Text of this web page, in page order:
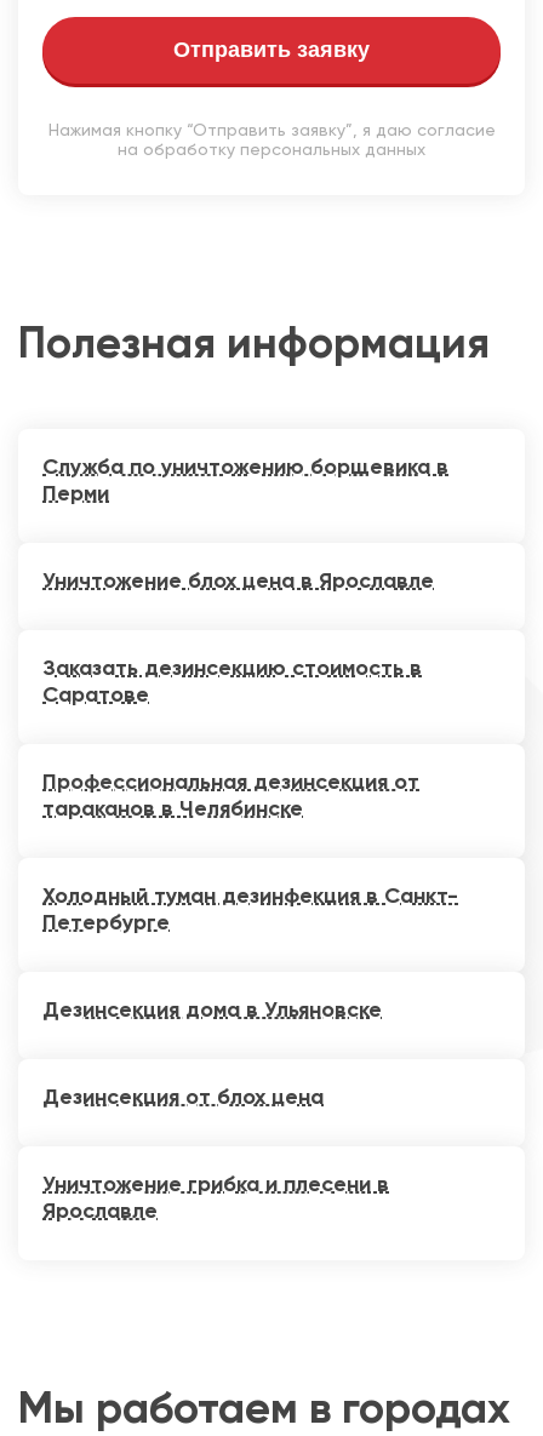
Отправить заявку
Нажимая кнопку “Отправить заявку”, я даю согласие
на обработку персональных данных
Полезная информация
Служба по уничтожению борщевика в
Перми
Уничтожение блох цена в Ярославле
Заказать дезинсекцию стоимость в
Саратове
Профессиональная дезинсекция от
тараканов в Челябинске
Холодный туман дезинфекция в Санкт-
Петербурге
Дезинсекция дома в Ульяновске
Дезинсекция от блох цена
Уничтожение грибка и плесени в
Ярославле
Мы работаем в городах